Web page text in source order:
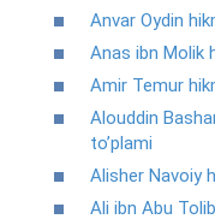
Anvar Oydin
Anas ibn Molik
Amir Temur
Alouddin
to’plami
Alisher Navoiy
Ali ibn Abu